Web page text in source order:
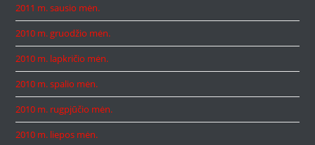
2011 m. sausio mėn.
2010 m. gruodžio mėn.
2010 m. lapkričio mėn.
2010 m. spalio mėn.
2010 m. rugpjūčio mėn.
2010 m. liepos mėn.